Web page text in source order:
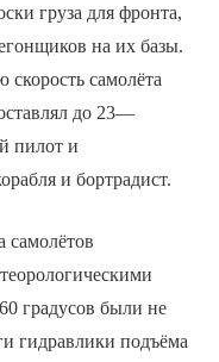
груза для фронта,
на их базы.
самолёта
до 23—
пилот и
и бортрадист.
самолётов
градусов были не
гидравлики подъёма